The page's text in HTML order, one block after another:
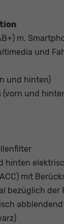
m.
und
und hinten)
(vorn und
hinten
mit
bezüglich der
abblendend